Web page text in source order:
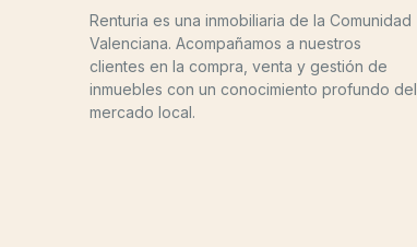
Renturia es una inmobiliaria de la Comunidad
Valenciana. Acompañamos a nuestros
clientes en la compra, venta y gestión de
inmuebles con un conocimiento profundo del
mercado local.